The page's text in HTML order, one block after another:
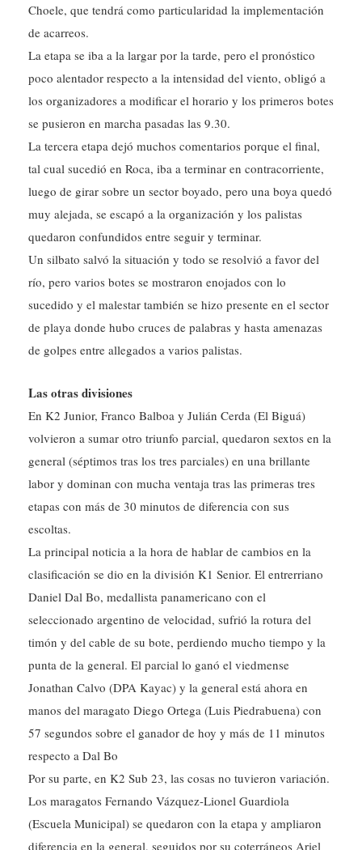
de acarreos.
La etapa se iba a la largar por la tarde, pero el pronóstico
poco alentador respecto a la intensidad del viento, obligó a
los organizadores a modificar el horario y los primeros botes
se pusieron en marcha pasadas las 9.30.
La tercera etapa dejó muchos comentarios porque el final,
tal cual sucedió en Roca, iba a terminar en contracorriente,
luego de girar sobre un sector boyado, pero una boya quedó
muy alejada, se escapó a la organización y los palistas
quedaron confundidos entre seguir y terminar.
Un silbato salvó la situación y todo se resolvió a favor del
río, pero varios botes se mostraron enojados con lo
sucedido y el malestar también se hizo presente en el sector
de playa donde hubo cruces de palabras y hasta amenazas
de golpes entre allegados a varios palistas.
En K2 Junior, Franco Balboa y Julián Cerda (El Biguá)
volvieron a sumar otro triunfo parcial, quedaron sextos en la
general (séptimos tras los tres parciales) en una brillante
labor y dominan con mucha ventaja tras las primeras tres
etapas con más de 30 minutos de diferencia con sus
escoltas.
La principal noticia a la hora de hablar de cambios en la
clasificación se dio en la división K1 Senior. El entrerriano
Daniel Dal Bo, medallista panamericano con el
seleccionado argentino de velocidad, sufrió la rotura del
timón y del cable de su bote, perdiendo mucho tiempo y la
punta de la general. El parcial lo ganó el viedmense
Jonathan Calvo (DPA Kayac) y la general está ahora en
manos del maragato Diego Ortega (Luis Piedrabuena) con
57 segundos sobre el ganador de hoy y más de 11 minutos
respecto a Dal Bo
Por su parte, en K2 Sub 23, las cosas no tuvieron variación.
Los maragatos Fernando Vázquez-Lionel Guardiola
(Escuela Municipal) se quedaron con la etapa y ampliaron
diferencia en la general, seguidos por su coterráneos Ariel